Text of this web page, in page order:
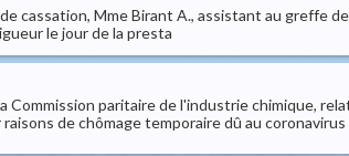
cassation, Mme Birant A., assistant au greffe
le jour de la presta
paritaire de l'industrie chimique,
de chômage temporaire dû au